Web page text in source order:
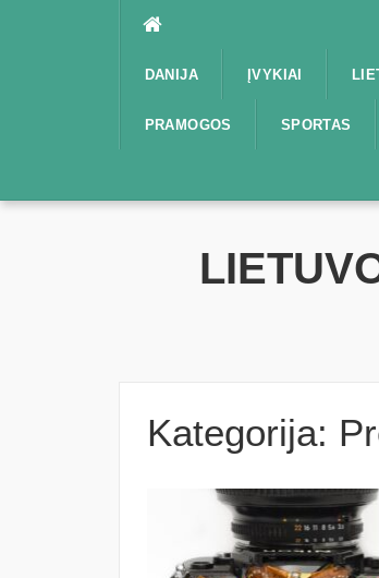
DANIJA ĮVYKIAI
PRAMOGOS SPORTAS
Kategorija: